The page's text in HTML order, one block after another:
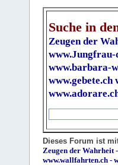
Suche in
Zeugen der
www.barbara-
www.gebete.ch
Dieses Forum ist
Zeugen der Wahrheit-
www.wallfahrten.ch -